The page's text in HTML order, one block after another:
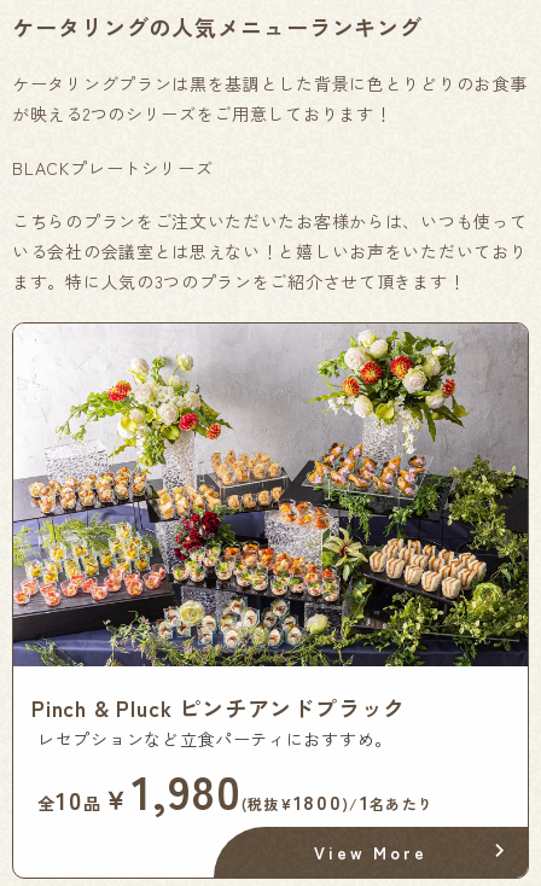
ケータリングの人気メニューランキング
ケータリングプランは黒を基調とした背景に色とりどりのお食事
が映える2つのシリーズをご用意しております！
BLACKプレートシリーズ
こちらのプランをご注文いただいたお客様からは、いつも使って
いる会社の会議室とは思えない！と嬉しいお声をいただいており
ます。特に人気の3つのプランをご紹介させて頂きます！
Pinch & Pluck ピンチアンドプラック
レセプションなど立食パーティにおすすめ。
全10品 ￥1,980(税抜¥1800)/1名あたり
View More